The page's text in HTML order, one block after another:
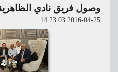
وصول فريق نادي
2016-04-25 14:23:03